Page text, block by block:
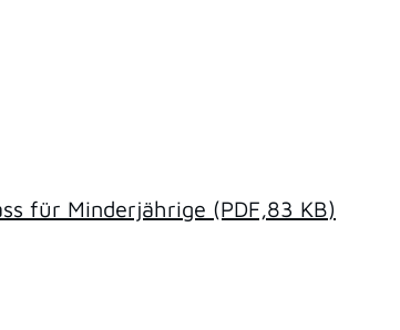
für Minderjährige (PDF,83 KB)